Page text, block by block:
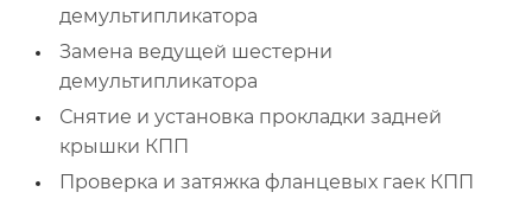
демультипликатора
Замена ведущей шестерни
демультипликатора
Снятие и установка прокладки задней
крышки КПП
Проверка и затяжка фланцевых гаек КПП